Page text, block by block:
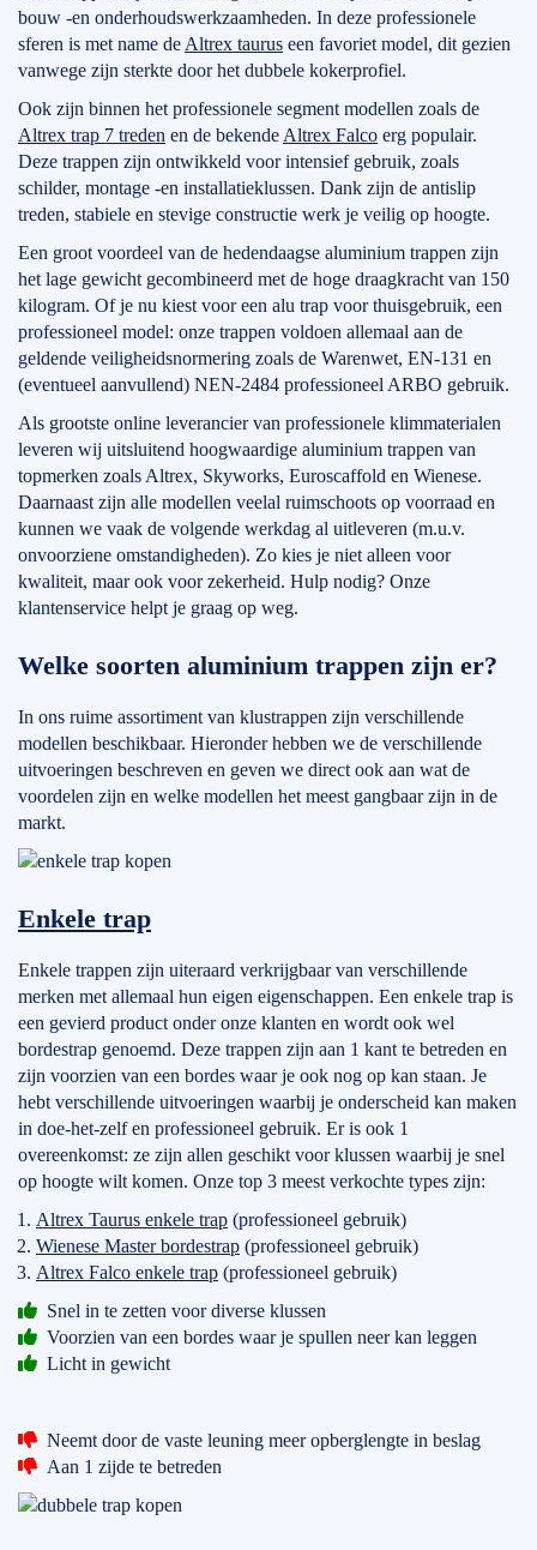
bouw -en onderhoudswerkzaamheden. In deze professionele
sferen is met name de Altrex taurus een favoriet model, dit gezien
vanwege zijn sterkte door het dubbele kokerprofiel.
Ook zijn binnen het professionele segment modellen zoals de
Altrex trap 7 treden en de bekende Altrex Falco erg populair.
Deze trappen zijn ontwikkeld voor intensief gebruik, zoals
schilder, montage -en installatieklussen. Dank zijn de antislip
treden, stabiele en stevige constructie werk je veilig op hoogte.
Een groot voordeel van de hedendaagse aluminium trappen zijn
het lage gewicht gecombineerd met de hoge draagkracht van 150
kilogram. Of je nu kiest voor een alu trap voor thuisgebruik, een
professioneel model: onze trappen voldoen allemaal aan de
geldende veiligheidsnormering zoals de Warenwet, EN-131 en
(eventueel aanvullend) NEN-2484 professioneel ARBO gebruik.
Als grootste online leverancier van professionele klimmaterialen
leveren wij uitsluitend hoogwaardige aluminium trappen van
topmerken zoals Altrex, Skyworks, Euroscaffold en Wienese.
Daarnaast zijn alle modellen veelal ruimschoots op voorraad en
kunnen we vaak de volgende werkdag al uitleveren (m.u.v.
onvoorziene omstandigheden). Zo kies je niet alleen voor
kwaliteit, maar ook voor zekerheid. Hulp nodig? Onze
klantenservice helpt je graag op weg.
Welke soorten aluminium trappen zijn er?
In ons ruime assortiment van klustrappen zijn verschillende
modellen beschikbaar. Hieronder hebben we de verschillende
uitvoeringen beschreven en geven we direct ook aan wat de
voordelen zijn en welke modellen het meest gangbaar zijn in de
markt.
Enkele trap
Enkele trappen zijn uiteraard verkrijgbaar van verschillende
merken met allemaal hun eigen eigenschappen. Een enkele trap is
een gevierd product onder onze klanten en wordt ook wel
bordestrap genoemd. Deze trappen zijn aan 1 kant te betreden en
zijn voorzien van een bordes waar je ook nog op kan staan. Je
hebt verschillende uitvoeringen waarbij je onderscheid kan maken
in doe-het-zelf en professioneel gebruik. Er is ook 1
overeenkomst: ze zijn allen geschikt voor klussen waarbij je snel
op hoogte wilt komen. Onze top 3 meest verkochte types zijn:
Altrex Taurus enkele trap (professioneel gebruik)
Wienese Master bordestrap (professioneel gebruik)
Altrex Falco enkele trap (professioneel gebruik)
Snel in te zetten voor diverse klussen
Voorzien van een bordes waar je spullen neer kan leggen
Licht in gewicht
Neemt door de vaste leuning meer opberglengte in beslag
Aan 1 zijde te betreden